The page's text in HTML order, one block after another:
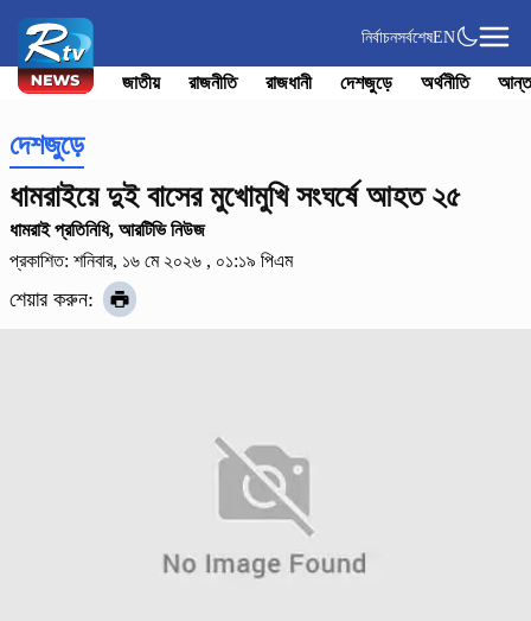
নির্বাচনসর্বশেষEN
জাতীয় রাজনীতি রাজধানী দেশজুড়ে অর্থনীতি
দেশজুড়ে
ধামরাইয়ে দুই বাসের মুখোমুখি সংঘর্ষে আহত ২৫
ধামরাই প্রতিনিধি, আরটিভি নিউজ
প্রকাশিত: শনিবার, ১৬ মে ২০২৬ , ০১:১৯ পিএম
শেয়ার করুন: